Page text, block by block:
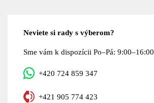
Neviete si rady s výberom?
Sme vám k dispozícii Po–Pá: 9:00–16:00
+420 724 859 347
+421 905 774 423